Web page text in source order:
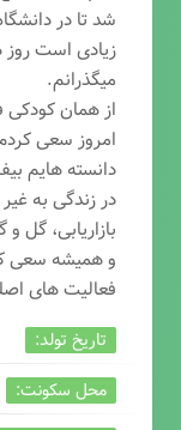
شد تا در
زیادی است روز
میگذرانم.
از همان کودکی
امروز سعی
دانسته هایم
در زندگی به
بازاریابی، گل و
و همیشه سعی
فعالیت های
تاریخ تولد:
محل سکونت: